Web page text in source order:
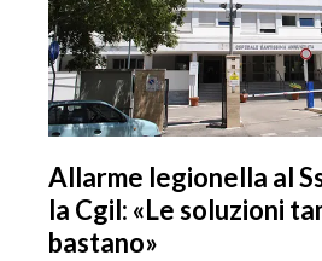
Allarme legionella al
la Cgil: «Le soluzioni
bastano»